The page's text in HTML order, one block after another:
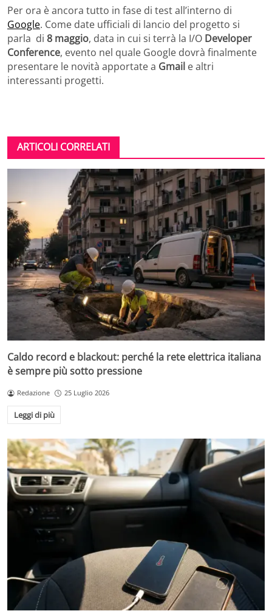
Per ora è ancora tutto in fase di test all’interno di
Google. Come date ufficiali di lancio del progetto si
parla di 8 maggio, data in cui si terrà la I/O Developer
Conference, evento nel quale Google dovrà finalmente
presentare le novità apportate a Gmail e altri
interessanti progetti.
ARTICOLI CORRELATI
Caldo record e blackout: perché la rete elettrica italiana
è sempre più sotto pressione
Redazione 25 Luglio 2026
Leggi di più